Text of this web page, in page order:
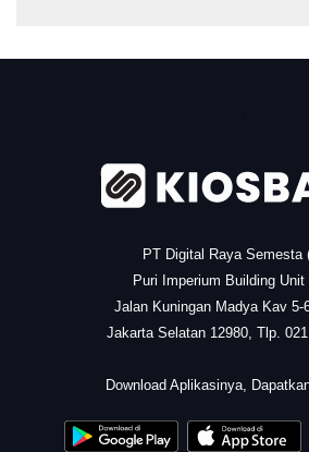
PT Digital Raya Semesta
Puri Imperium Building Unit
Jalan Kuningan Madya Kav 5-
Jakarta Selatan 12980, Tlp.
Download Aplikasinya,